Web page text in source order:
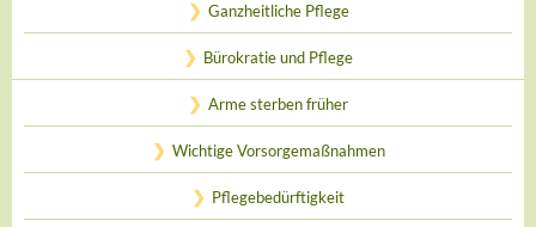
Ganzheitliche Pflege
Bürokratie und Pflege
Arme sterben früher
Wichtige Vorsorgemaßnahmen
Pflegebedürftigkeit